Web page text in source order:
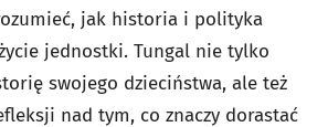
jak historia i polityka
jednostki. Tungal nie tylko
swojego dzieciństwa, ale też
nad tym, co znaczy dorastać